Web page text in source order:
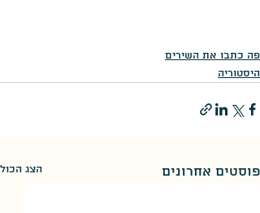
פה כתבו את השירים
היסטוריה
פוסטים אחרונים הצג הכול